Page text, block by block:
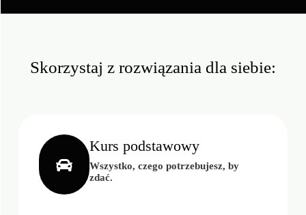
Skorzystaj z rozwiązania dla siebie:
Kurs podstawowy
Wszystko, czego potrzebujesz, by
zdać.